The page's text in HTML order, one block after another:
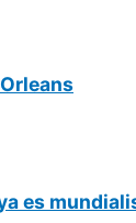
es